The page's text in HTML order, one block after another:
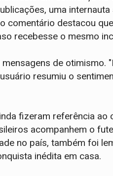
uma
comentário destacou
recebesse o mesmo
de otimismo.
resumiu o
fizeram referência
acompanhem o
no país, também foi
inédita em casa.